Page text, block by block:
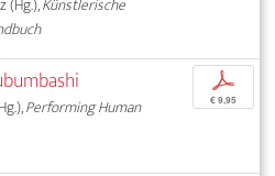
Performing Human
p
€ 9,95